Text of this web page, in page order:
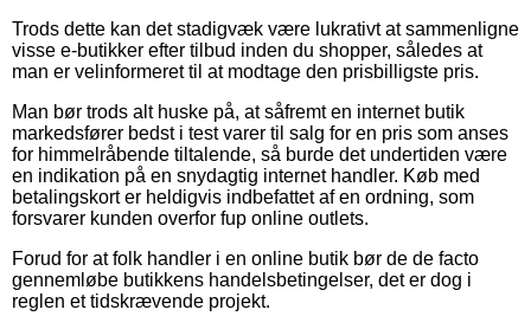
Trods dette kan det stadigvæk være lukrativt at sammenligne
visse e-butikker efter tilbud inden du shopper, således at
man er velinformeret til at modtage den prisbilligste pris.
Man bør trods alt huske på, at såfremt en internet butik
markedsfører bedst i test varer til salg for en pris som anses
for himmelråbende tiltalende, så burde det undertiden være
en indikation på en snydagtig internet handler. Køb med
betalingskort er heldigvis indbefattet af en ordning, som
forsvarer kunden overfor fup online outlets.
Forud for at folk handler i en online butik bør de de facto
gennemløbe butikkens handelsbetingelser, det er dog i
reglen et tidskrævende projekt.